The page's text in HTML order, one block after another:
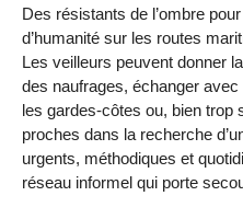
Des résistants de l’ombre
d’humanité sur les routes
Les veilleurs peuvent donner
des naufrages, échanger
les gardes-côtes ou, bien trop
proches dans la recherche
urgents, méthodiques et
réseau informel qui porte